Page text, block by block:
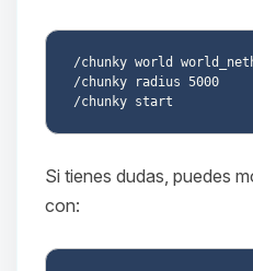
/chunky world
/chunky radius 5000
Si tienes dudas, puedes
con: